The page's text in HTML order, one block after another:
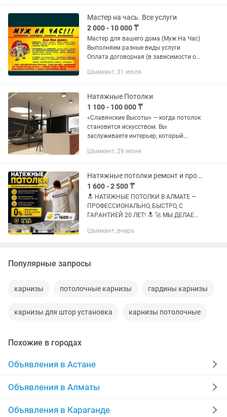
Мастер на чась. Все услуги
2 000 - 10 000 ₸
Мастер для вашего дома (Муж На Час)
Выполняем разные виды услуги
Оплата договорная (в зависимости от
Повесить: -телевизор -тумбочки
Шымкент, 31 июля
Натяжные Потолки
1 100 - 100 000 ₸
«Славянские Высоты» — когда потолок
становится искусством. Вы
заслуживаете интерьер, который
полотно — мы создаем идеальную
Почему...
Шымкент, 29 июня
Натяжные потолки ремонт и продажа комплектующих
1 600 - 2 500 ₸
🔝 НАТЯЖНЫE ПОTОЛКИ В АЛМАТЕ —
ПPОФЕCСИOHAЛЬHO, БЫСТРO, С
ГАРAHTИEЙ 20 ЛET! 🔝 🚀 МЫ ДЕЛАЕМ
Парящие потолки c LЕD-подcветкoй —
Шымкент, вчера
Популярные запросы
карнизы потолочные карнизы гардины карнизы
карнизы для штор установка карнизы потолочные
Похожие в городах
Объявления в Астане
Объявления в Алматы
Объявления в Караганде